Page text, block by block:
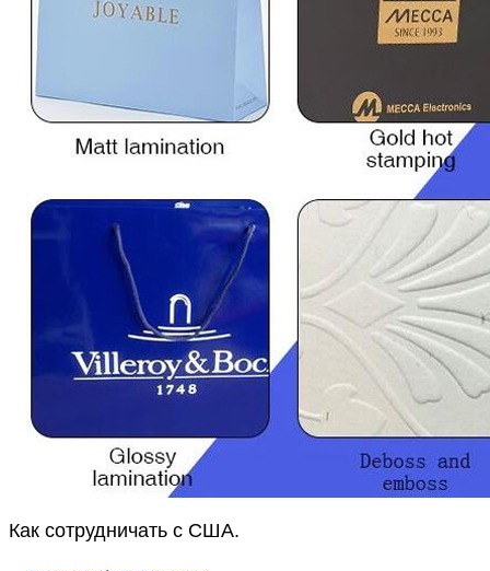
Как сотрудничать с США.